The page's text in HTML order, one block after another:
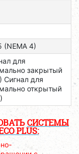
(NEMA 4)
для
закрытый
Сигнал для
открытый
СИСТЕМЫ
PLUS: